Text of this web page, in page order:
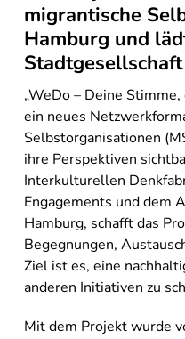
migrantische
Hamburg und
„WeDo – Deine
ein neues
Selbstorganisationen
ihre Perspektiven
Interkulturellen
Engagements und dem
Hamburg, schafft das
Begegnungen,
Ziel ist es, eine
anderen Initiativen zu
Mit dem Projekt wurde